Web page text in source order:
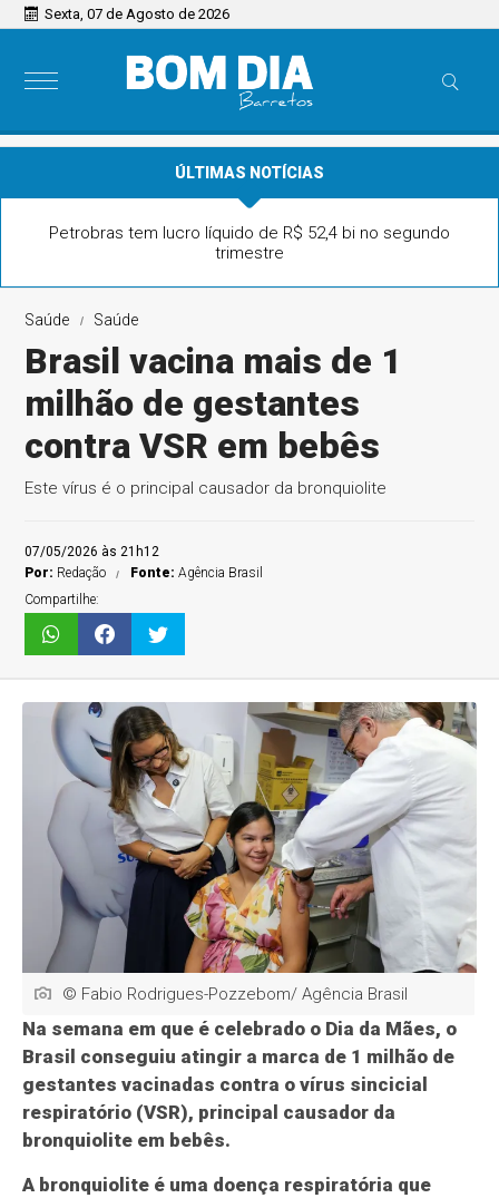
Sexta, 07 de Agosto de 2026
ÚLTIMAS NOTÍCIAS
Petrobras tem lucro líquido de R$ 52,4 bi no segundo
trimestre
Saúde Saúde
Brasil vacina mais de 1
milhão de gestantes
contra VSR em bebês
Este vírus é o principal causador da bronquiolite
07/05/2026 às 21h12
Por: Redação Fonte:Agência Brasil
Compartilhe:
© Fabio Rodrigues-Pozzebom/ Agência Brasil
Na semana em que é celebrado o Dia da Mães, o
Brasil conseguiu atingir a marca de 1 milhão de
gestantes vacinadas contra o vírus sincicial
respiratório (VSR), principal causador da
bronquiolite em bebês.
A bronquiolite é uma doença respiratória que